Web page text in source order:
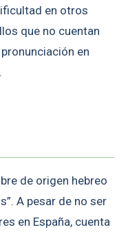
en otros
que no cuentan
en
de origen hebreo
A pesar de no ser
en España, cuenta